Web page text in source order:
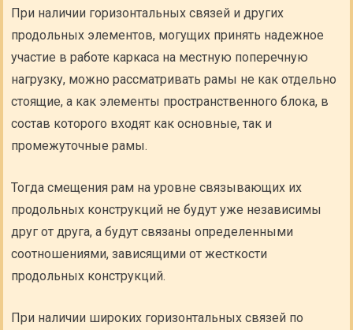
При наличии горизонтальных связей и других
продольных элементов, могущих принять надежное
участие в работе каркаса на местную поперечную
нагрузку, можно рассматривать рамы не как отдельно
стоящие, а как элементы пространственного блока, в
состав которого входят как основные, так и
промежуточные рамы.
Тогда смещения рам на уровне связывающих их
продольных конструкций не будут уже независимы
друг от друга, а будут связаны определенными
соотношениями, зависящими от жесткости
продольных конструкций.
При наличии широких горизонтальных связей по